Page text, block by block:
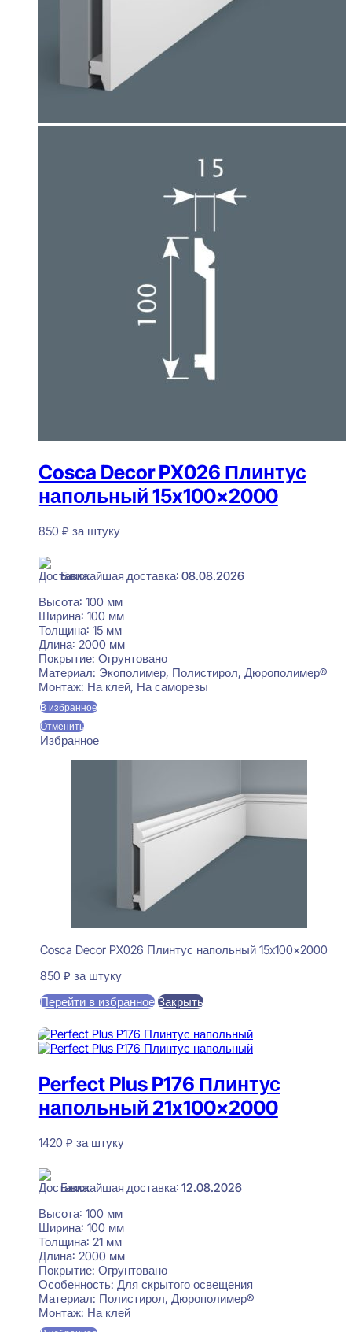
Cosca Decor PX026 Плинтус
напольный 15x100x2000
850 ₽ за штуку
Ближайшая доставка: 08.08.2026
Высота: 100 мм
Ширина: 100 мм
Толщина: 15 мм
Длина: 2000 мм
Покрытие: Огрунтовано
Материал: Экополимер, Полистирол, Дюрополимер®
Монтаж: На клей, На саморезы
В избранное
Отменить
Избранное
Cosca Decor PX026 Плинтус напольный 15x100x2000
850 ₽ за штуку
Перейти в избранное Закрыть
Perfect Plus P176 Плинтус
напольный 21x100x2000
1420 ₽ за штуку
Ближайшая доставка: 12.08.2026
Высота: 100 мм
Ширина: 100 мм
Толщина: 21 мм
Длина: 2000 мм
Покрытие: Огрунтовано
Особенность: Для скрытого освещения
Материал: Полистирол, Дюрополимер®
Монтаж: На клей